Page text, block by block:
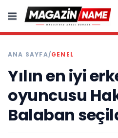
ANA SAYFA/GENEL
Yılın en iyi
oyuncusu
Balaban